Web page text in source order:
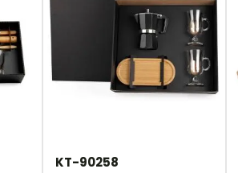
KT-90258